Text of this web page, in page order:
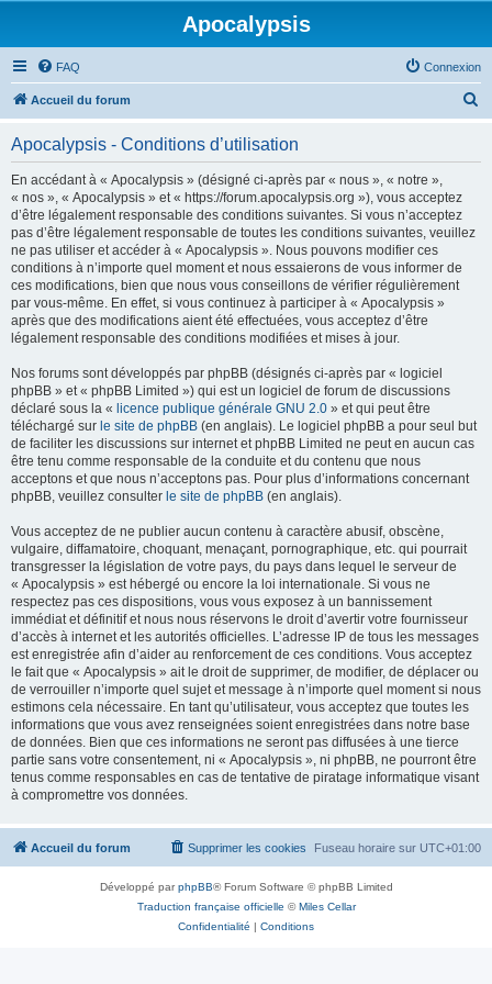
Apocalypsis
FAQ Connexion
Accueil du forum
Apocalypsis - Conditions d’utilisation
En accédant à « Apocalypsis » (désigné ci-après par « nous », « notre »,
« nos », « Apocalypsis » et « https://forum.apocalypsis.org »), vous acceptez
d’être légalement responsable des conditions suivantes. Si vous n’acceptez
pas d’être légalement responsable de toutes les conditions suivantes, veuillez
ne pas utiliser et accéder à « Apocalypsis ». Nous pouvons modifier ces
conditions à n’importe quel moment et nous essaierons de vous informer de
ces modifications, bien que nous vous conseillons de vérifier régulièrement
par vous-même. En effet, si vous continuez à participer à « Apocalypsis »
après que des modifications aient été effectuées, vous acceptez d’être
légalement responsable des conditions modifiées et mises à jour.
Nos forums sont développés par phpBB (désignés ci-après par « logiciel
phpBB » et « phpBB Limited ») qui est un logiciel de forum de discussions
déclaré sous la « licence publique générale GNU 2.0 » et qui peut être
téléchargé sur le site de phpBB (en anglais). Le logiciel phpBB a pour seul but
de faciliter les discussions sur internet et phpBB Limited ne peut en aucun cas
être tenu comme responsable de la conduite et du contenu que nous
acceptons et que nous n’acceptons pas. Pour plus d’informations concernant
phpBB, veuillez consulter le site de phpBB (en anglais).
Vous acceptez de ne publier aucun contenu à caractère abusif, obscène,
vulgaire, diffamatoire, choquant, menaçant, pornographique, etc. qui pourrait
transgresser la législation de votre pays, du pays dans lequel le serveur de
« Apocalypsis » est hébergé ou encore la loi internationale. Si vous ne
respectez pas ces dispositions, vous vous exposez à un bannissement
immédiat et définitif et nous nous réservons le droit d’avertir votre fournisseur
d’accès à internet et les autorités officielles. L’adresse IP de tous les messages
est enregistrée afin d’aider au renforcement de ces conditions. Vous acceptez
le fait que « Apocalypsis » ait le droit de supprimer, de modifier, de déplacer ou
de verrouiller n’importe quel sujet et message à n’importe quel moment si nous
estimons cela nécessaire. En tant qu’utilisateur, vous acceptez que toutes les
informations que vous avez renseignées soient enregistrées dans notre base
de données. Bien que ces informations ne seront pas diffusées à une tierce
partie sans votre consentement, ni « Apocalypsis », ni phpBB, ne pourront être
tenus comme responsables en cas de tentative de piratage informatique visant
à compromettre vos données.
Accueil du forum Fuseau horaire sur UTC+01:00
Supprimer les cookies
Développé parphpBB® Forum Software © phpBB Limited
Traduction française officielle ©Miles Cellar
Confidentialité | Conditions